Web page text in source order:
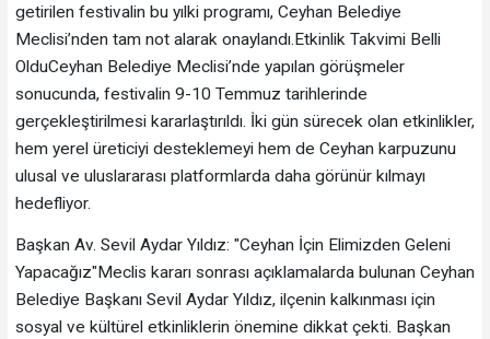
getirilen festivalin bu yılki programı, Ceyhan Belediye
Meclisi’nden tam not alarak onaylandı.​Etkinlik Takvimi Belli
Oldu​Ceyhan Belediye Meclisi’nde yapılan görüşmeler
sonucunda, festivalin 9-10 Temmuz tarihlerinde
gerçekleştirilmesi kararlaştırıldı. İki gün sürecek olan etkinlikler,
hem yerel üreticiyi desteklemeyi hem de Ceyhan karpuzunu
ulusal ve uluslararası platformlarda daha görünür kılmayı
hedefliyor.​
Başkan Av. Sevil Aydar Yıldız: "Ceyhan İçin Elimizden Geleni
Yapacağız"​Meclis kararı sonrası açıklamalarda bulunan Ceyhan
Belediye Başkanı Sevil Aydar Yıldız, ilçenin kalkınması için
sosyal ve kültürel etkinliklerin önemine dikkat çekti. Başkan